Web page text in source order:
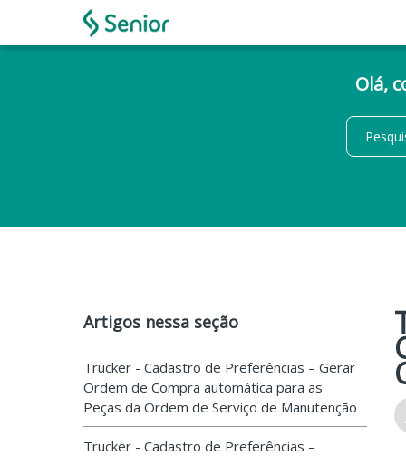
Olá,
Artigos nessa seção
Trucker - Cadastro de Preferências – Gerar
Ordem de Compra automática para as
Peças da Ordem de Serviço de Manutenção
Trucker - Cadastro de Preferências –